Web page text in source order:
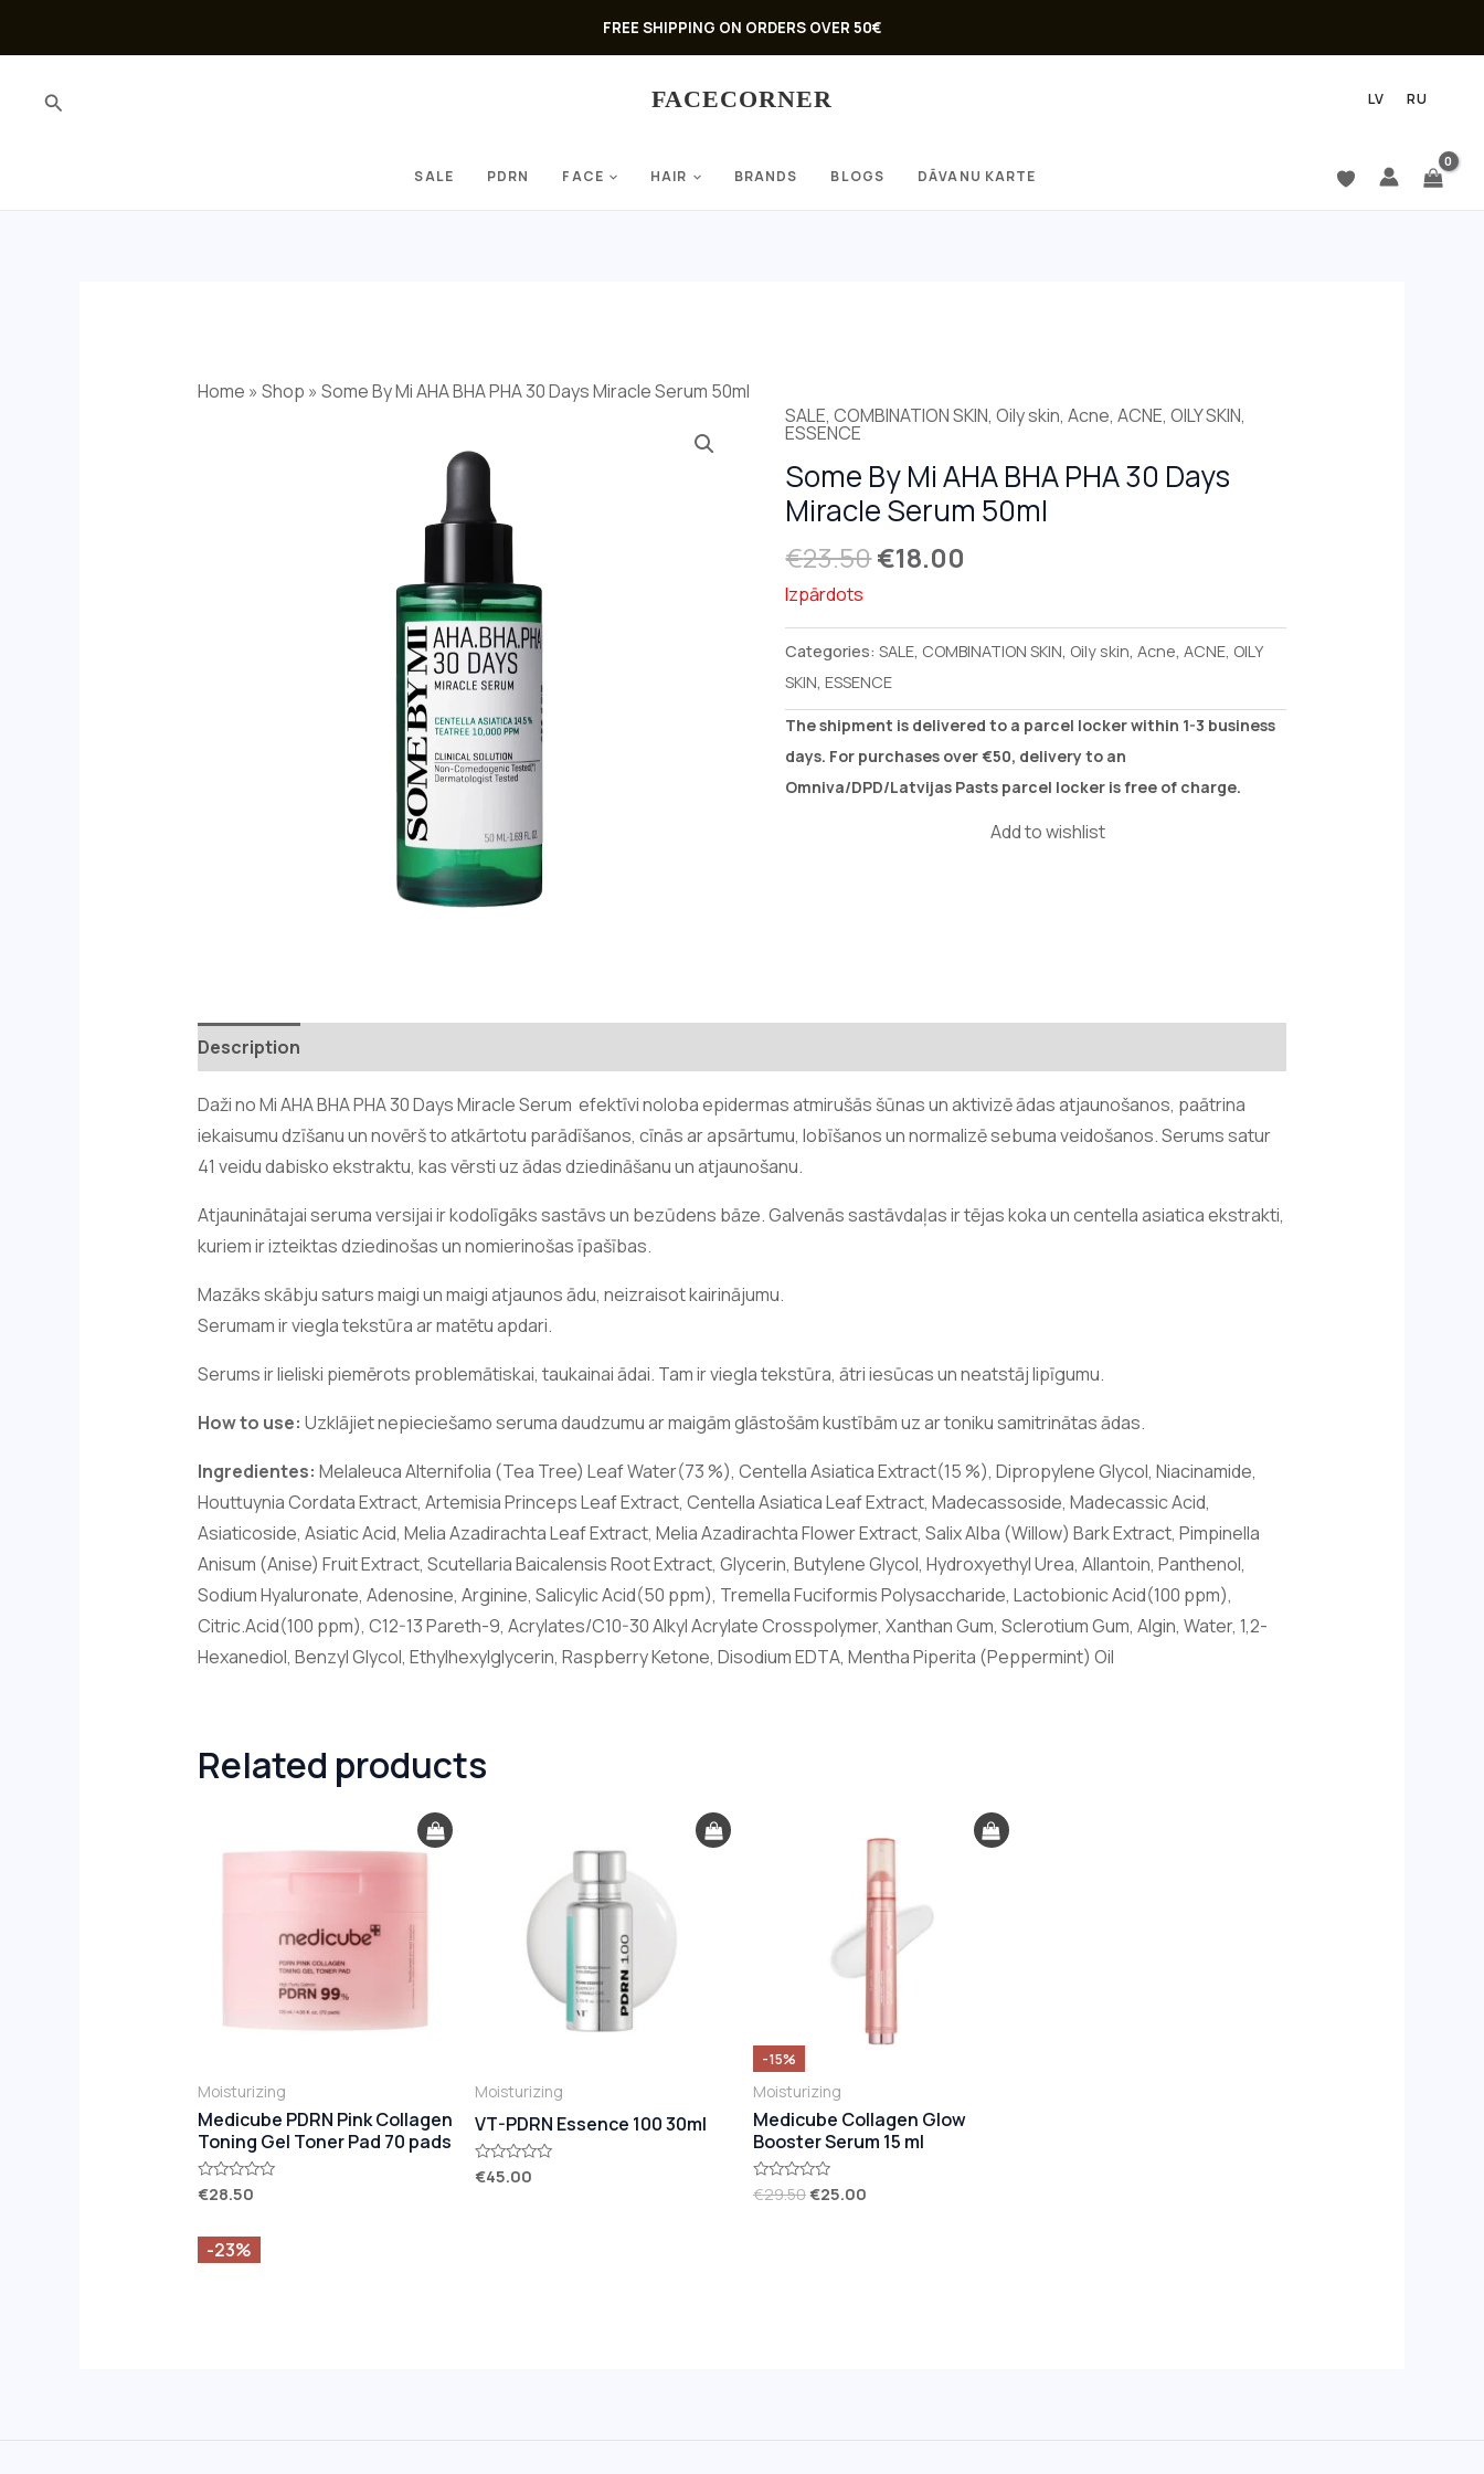
FREE SHIPPING ON ORDERS OVER 50€
Search FACECORNER LV RU
SALE PDRN FACE HAIR BRANDS BLOGS DĀVANU KARTE
Home » Shop » Some By Mi AHA BHA PHA 30 Days Miracle Serum 50ml
-23%
SALE,COMBINATION SKIN,Oily skin,Acne,ACNE, OILY SKIN,
ESSENCE
Some By Mi AHA BHA PHA 30 Days
Miracle Serum 50ml
€23.50
Original
was:
€23.50.
€18.00
Current
is:
€18.00.
Izpārdots
Categories:SALE, COMBINATION SKIN, Oily skin,Acne,ACNE, OILY
SKIN,ESSENCE
The shipment is delivered to a parcel locker within 1-3 business
days. For purchases over €50, delivery to an
Omniva/DPD/Latvijas Pasts parcel locker is free of charge.
Add to wishlist
Description
Daži no Mi AHA BHA PHA 30 Days Miracle Serum efektīvi noloba epidermas atmirušās šūnas un aktivizē ādas atjaunošanos, paātrina
iekaisumu dzīšanu un novērš to atkārtotu parādīšanos, cīnās ar apsārtumu, lobīšanos un normalizē sebuma veidošanos. Serums satur
41 veidu dabisko ekstraktu, kas vērsti uz ādas dziedināšanu un atjaunošanu.
Atjauninātajai seruma versijai ir kodolīgāks sastāvs un bezūdens bāze. Galvenās sastāvdaļas ir tējas koka un centella asiatica ekstrakti,
kuriem ir izteiktas dziedinošas un nomierinošas īpašības.
Mazāks skābju saturs maigi un maigi atjaunos ādu, neizraisot kairinājumu.
Serumam ir viegla tekstūra ar matētu apdari.
Serums ir lieliski piemērots problemātiskai, taukainai ādai. Tam ir viegla tekstūra, ātri iesūcas un neatstāj lipīgumu.
How to use: Uzklājiet nepieciešamo seruma daudzumu ar maigām glāstošām kustībām uz ar toniku samitrinātas ādas.
Ingredientes: Melaleuca Alternifolia (Tea Tree) Leaf Water(73 %), Centella Asiatica Extract(15 %), Dipropylene Glycol, Niacinamide,
Houttuynia Cordata Extract, Artemisia Princeps Leaf Extract, Centella Asiatica Leaf Extract, Madecassoside, Madecassic Acid,
Asiaticoside, Asiatic Acid, Melia Azadirachta Leaf Extract, Melia Azadirachta Flower Extract, Salix Alba (Willow) Bark Extract, Pimpinella
Anisum (Anise) Fruit Extract, Scutellaria Baicalensis Root Extract, Glycerin, Butylene Glycol, Hydroxyethyl Urea, Allantoin, Panthenol,
Sodium Hyaluronate, Adenosine, Arginine, Salicylic Acid(50 ppm), Tremella Fuciformis Polysaccharide, Lactobionic Acid(100 ppm),
Citric.Acid(100 ppm), C12-13 Pareth-9, Acrylates/C10-30 Alkyl Acrylate Crosspolymer, Xanthan Gum, Sclerotium Gum, Algin, Water, 1,2-
Hexanediol, Benzyl Glycol, Ethylhexylglycerin, Raspberry Ketone, Disodium EDTA, Mentha Piperita (Peppermint) Oil
Related products
Moisturizing
Medicube PDRN Pink Collagen
Toning Gel Toner Pad 70 pads
Rated
of
€28.50
Moisturizing
VT-PDRN Essence 100 30ml
Rated
€45.00
-15%
Moisturizing
Medicube Collagen Glow
Booster Serum 15 ml
Rated
€29.50
€29.50.
€25.00
price
€25.00.